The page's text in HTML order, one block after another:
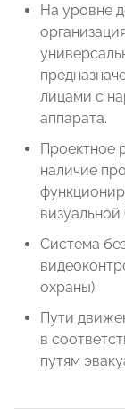
На уровне
лицами с
аппарата.
Проектное
наличие
Система
охраны).
Пути
в
путям